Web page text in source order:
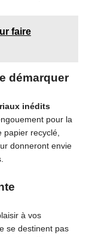
faire
démarquer
inédits
pour la
recyclé,
donneront envie
à vos
se destinent pas